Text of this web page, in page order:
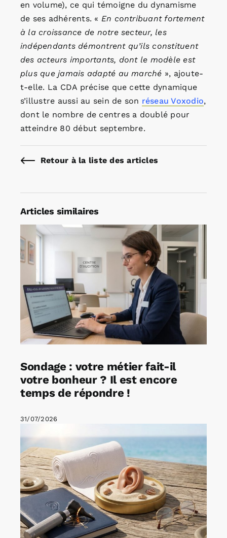
en volume), ce qui témoigne du dynamisme
de ses adhérents. « En contribuant fortement
à la croissance de notre secteur, les
indépendants démontrent qu’ils constituent
des acteurs importants, dont le modèle est
plus que jamais adapté au marché », ajoute-
t-elle. La CDA précise que cette dynamique
s’illustre aussi au sein de son réseau Voxodio,
dont le nombre de centres a doublé pour
atteindre 80 début septembre.
Retour à la liste des articles
Articles similaires
Sondage : votre métier fait-il
votre bonheur ? Il est encore
temps de répondre !
31/07/2026